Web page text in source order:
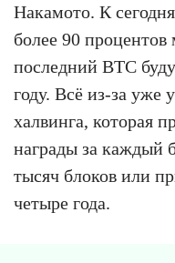
Накамото. К
более 90 процентов
последний BTC
году. Всё из-за уже
халвинга, которая
награды за каждый
тысяч блоков или
четыре года.